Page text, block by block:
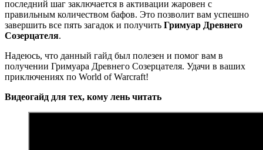
последний шаг заключается в активации жаровен с
правильным количеством бафов. Это позволит вам успешно
завершить все пять загадок и получить Гримуар Древнего
Созерцателя.
Надеюсь, что данный гайд был полезен и помог вам в
получении Гримуара Древнего Созерцателя. Удачи в ваших
приключениях по World of Warcraft!
Видеогайд для тех, кому лень читать